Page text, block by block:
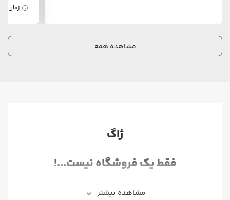
زمان
مشاهده همه
ژاگ
فقط یک فروشگاه نیست...!
مشاهده بیشتر